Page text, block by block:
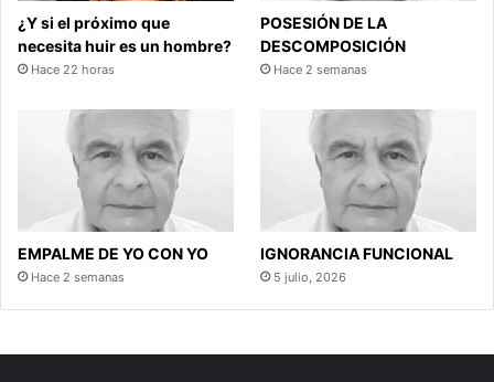
¿Y si el próximo que
necesita huir es un hombre?
Hace 22 horas
POSESIÓN DE LA
DESCOMPOSICIÓN
Hace 2 semanas
EMPALME DE YO CON YO
Hace 2 semanas
IGNORANCIA FUNCIONAL
5 julio, 2026